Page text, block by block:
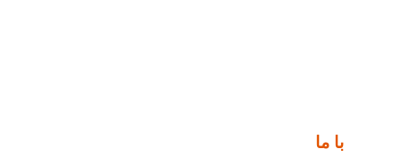
با ما